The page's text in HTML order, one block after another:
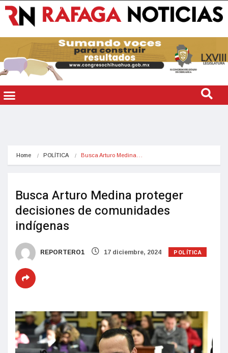
Home POLÍTICA Busca Arturo Medina…
Busca Arturo Medina proteger
decisiones de comunidades
indígenas
REPORTERO1 17 diciembre, 2024 POLÍTICA